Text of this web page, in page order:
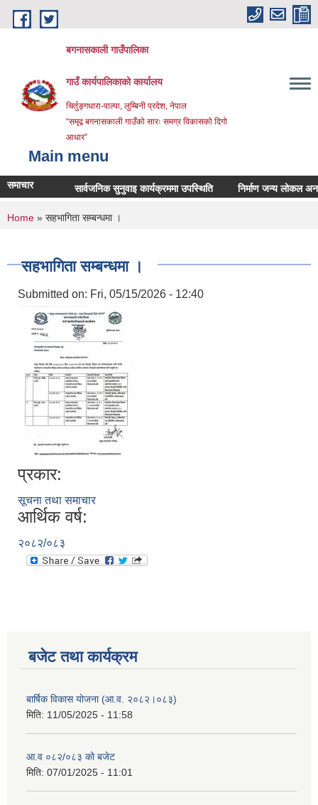
Skip to main content
बगनासकाली गाउँपालिका
गाउँ कार्यपालिकाको कार्यालय
चिर्तुङ्गधारा-पाल्पा, लुम्बिनी प्रदेश, नेपाल
“समृद्व बगनासकाली गाउँको सारः समग्र विकासको दिगो
आधार”
Main menu
समाचार सार्वजनिक सुनुवाइ कार्यक्रममा उपस्थिति निर्माण जन्य लोकल अनग्रेडेड
You are here
Home » सहभागिता सम्बन्धमा ।
सहभागिता सम्बन्धमा ।
Submitted on: Fri, 05/15/2026 - 12:40
प्रकार:
सूचना तथा समाचार
आर्थिक वर्ष:
२०८२/०८३
बजेट तथा कार्यक्रम
बार्षिक विकास योजना (आ.व. २०८२।०८३)
मिति: 11/05/2025 - 11:58
आ.व ०८२/०८३ को बजेट
मिति: 07/01/2025 - 11:01